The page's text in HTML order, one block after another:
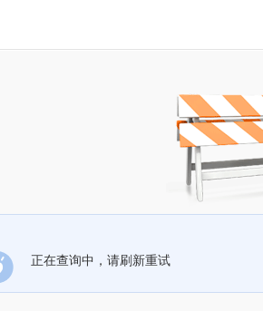
正在查询中，请刷新重试